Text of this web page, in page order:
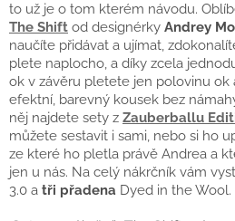
to už je o tom kterém návodu.
The Shift od designérky Andrey
naučíte přidávat a ujímat,
plete naplocho, a díky zcela
ok v závěru pletete jen polovinu ok
efektní, barevný kousek bez
něj najdete sety z Zauberballu
můžete sestavit i sami, nebo si ho
ze které ho pletla právě Andrea a
jen u nás. Na celý nákrčník vám
3.0 a tři přadena Dyed in the Wool.